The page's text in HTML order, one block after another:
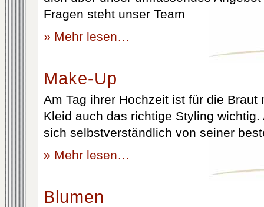
Fragen steht unser Team
» Mehr lesen…
Make-Up
Am Tag ihrer Hochzeit ist für die Braut
Kleid auch das richtige Styling
sich selbstverständlich von seiner
» Mehr lesen…
Blumen